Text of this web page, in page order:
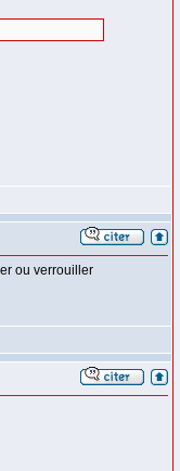
ou verrouiller